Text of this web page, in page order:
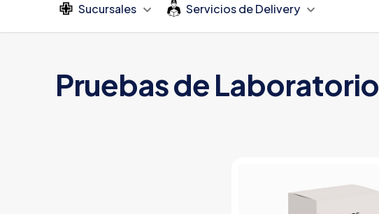
Sucursales Servicios de Delivery
Pruebas de Laboratorio